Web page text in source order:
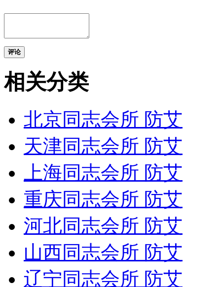
评论
相关分类
北京同志会所 防艾
天津同志会所 防艾
上海同志会所 防艾
重庆同志会所 防艾
河北同志会所 防艾
山西同志会所 防艾
辽宁同志会所 防艾